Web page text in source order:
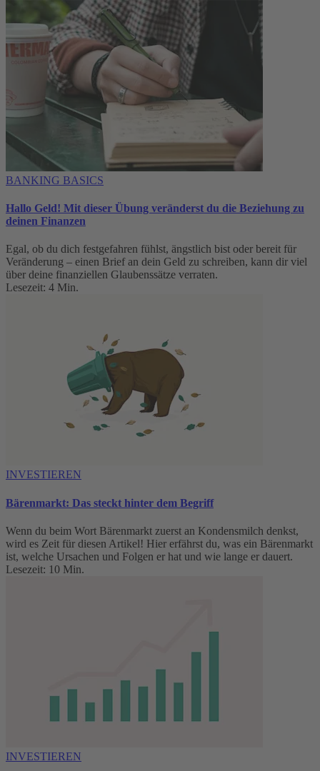
BANKING BASICS
Hallo Geld! Mit dieser Übung veränderst du die Beziehung zu
deinen Finanzen
Egal, ob du dich festgefahren fühlst, ängstlich bist oder bereit für
Veränderung – einen Brief an dein Geld zu schreiben, kann dir viel
über deine finanziellen Glaubenssätze verraten.
Lesezeit: 4 Min.
INVESTIEREN
Bärenmarkt: Das steckt hinter dem Begriff
Wenn du beim Wort Bärenmarkt zuerst an Kondensmilch denkst,
wird es Zeit für diesen Artikel! Hier erfährst du, was ein Bärenmarkt
ist, welche Ursachen und Folgen er hat und wie lange er dauert.
Lesezeit: 10 Min.
INVESTIEREN